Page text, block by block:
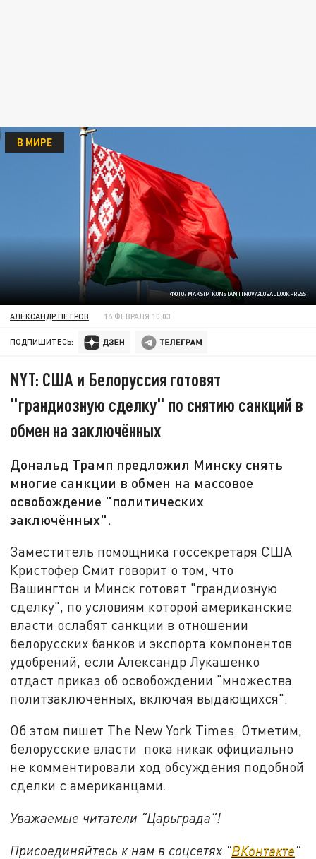
ФОТО: MAKSIM KONSTANTINOV/GLOBALLOOKPRESS
В МИРЕ
АЛЕКСАНДР ПЕТРОВ 16 ФЕВРАЛЯ 10:03
ПОДПИШИТЕСЬ:
NYT: США и Белоруссия готовят
"грандиозную сделку" по снятию санкций в
обмен на заключённых
Дональд Трамп предложил Минску снять
многие санкции в обмен на массовое
освобождение "политических
заключённых".
Заместитель помощника госсекретаря США
Кристофер Смит говорит о том, что
Вашингтон и Минск готовят "грандиозную
сделку", по условиям которой американские
власти ослабят санкции в отношении
белорусских банков и экспорта компонентов
удобрений, если Александр Лукашенко
отдаст приказ об освобождении "множества
политзаключенных, включая выдающихся".
Об этом пишет The New York Times. Отметим,
белорусские власти пока никак официально
не комментировали ход обсуждения подобной
сделки с американцами.
Уважаемые читатели "Царьграда"!
Присоединяйтесь к нам в соцсетях "ВКонтакте"